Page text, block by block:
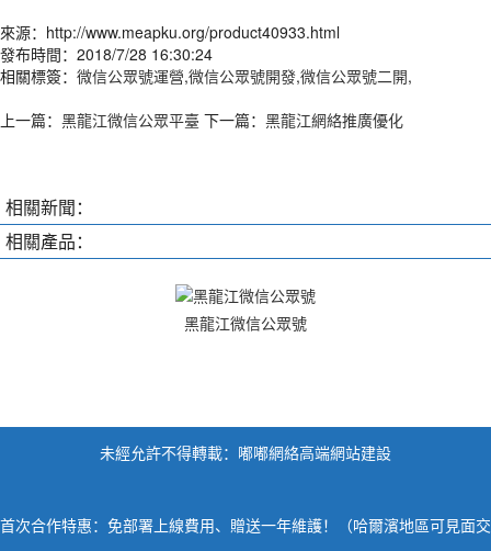
來源：http://www.meapku.org/product40933.html
發布時間：2018/7/28 16:30:24
相關標簽： 微信公眾號運營,微信公眾號開發,微信公眾號二開,
上一篇： 黑龍江微信公眾平臺 下一篇： 黑龍江網絡推廣優化
相關新聞：
相關產品：
黑龍江微信公眾號
未經允許不得轉載：嘟嘟網絡高端網站建設
首次合作特惠：免部署上線費用、贈送一年維護！（哈爾濱地區可見面交